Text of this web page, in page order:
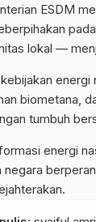
ESDM
lokal —
kebijakan
biometana,
tumbuh
energi
negara